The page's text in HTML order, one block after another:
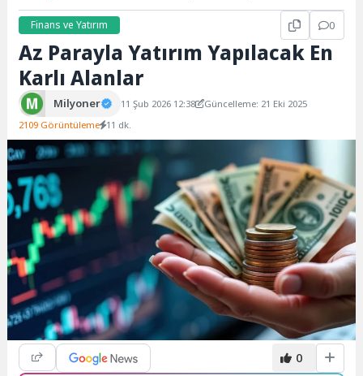
Finans ve Yatırım
0
Az Parayla Yatırım Yapılacak En
Karlı Alanlar
Milyoner 11 Şub 2026 12:38
Güncelleme: 21 Eki 2025
2109 Görüntüleme 11 dk.
0